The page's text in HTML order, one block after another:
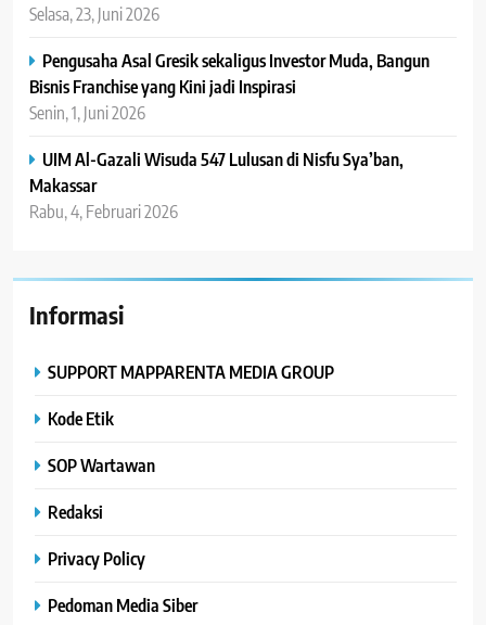
Selasa, 23, Juni 2026
Pengusaha Asal Gresik sekaligus Investor Muda, Bangun
Bisnis Franchise yang Kini jadi Inspirasi
Senin, 1, Juni 2026
UIM Al-Gazali Wisuda 547 Lulusan di Nisfu Sya’ban,
Makassar
Rabu, 4, Februari 2026
Informasi
SUPPORT MAPPARENTA MEDIA GROUP
Kode Etik
SOP Wartawan
Redaksi
Privacy Policy
Pedoman Media Siber